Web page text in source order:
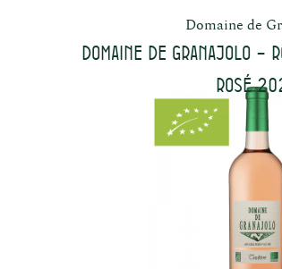
Domaine de
Domaine de Granajolo –
Rosé